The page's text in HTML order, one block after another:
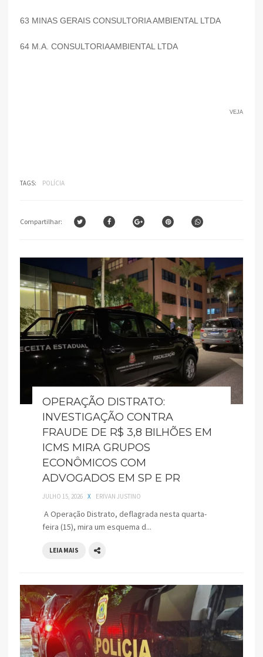
63 MINAS GERAIS CONSULTORIA AMBIENTAL LTDA
64 M.A. CONSULTORIAAMBIENTAL LTDA
VEJA
TAGS: POLÍCIA
Compartilhar:
OPERAÇÃO DISTRATO:
INVESTIGAÇÃO CONTRA
FRAUDE DE R$ 3,8 BILHÕES EM
ICMS MIRA GRUPOS
ECONÔMICOS COM
ADVOGADOS EM SP E PR
JULHO 15, 2026 X ERIVAN JUSTINO
A Operação Distrato, deflagrada nesta quarta-
feira (15), mira um esquema d...
LEIA MAIS